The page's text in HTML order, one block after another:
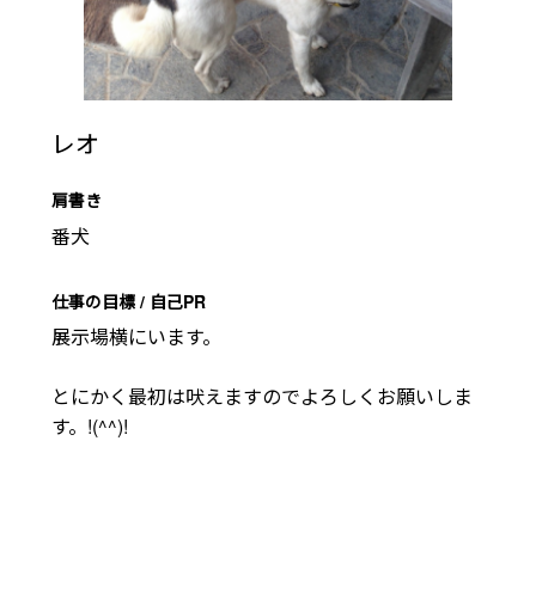
レオ
肩書き
番犬
仕事の目標 / 自己PR
展示場横にいます。
とにかく最初は吠えますのでよろしくお願いしま
す。!(^^)!